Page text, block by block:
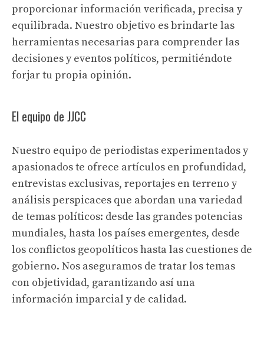
proporcionar información verificada, precisa y
equilibrada. Nuestro objetivo es brindarte las
herramientas necesarias para comprender las
decisiones y eventos políticos, permitiéndote
forjar tu propia opinión.
El equipo de JJCC
Nuestro equipo de periodistas experimentados y
apasionados te ofrece artículos en profundidad,
entrevistas exclusivas, reportajes en terreno y
análisis perspicaces que abordan una variedad
de temas políticos: desde las grandes potencias
mundiales, hasta los países emergentes, desde
los conflictos geopolíticos hasta las cuestiones de
gobierno. Nos aseguramos de tratar los temas
con objetividad, garantizando así una
información imparcial y de calidad.